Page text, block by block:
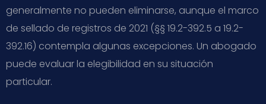
generalmente no pueden eliminarse, aunque el marco
de sellado de registros de 2021 (§§ 19.2-392.5 a 19.2-
392.16) contempla algunas excepciones. Un abogado
puede evaluar la elegibilidad en su situación
particular.